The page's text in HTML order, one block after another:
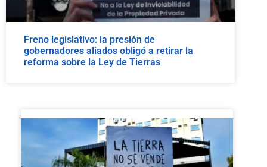
Freno legislativo: la presión de
gobernadores aliados obligó a retirar la
reforma sobre la Ley de Tierras